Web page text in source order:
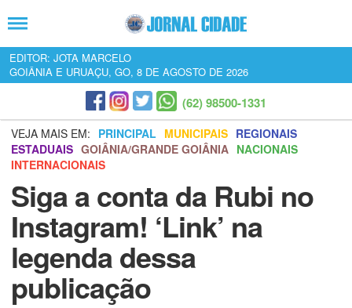
EDITOR: JOTA MARCELO
GOIÂNIA E URUAÇU, GO, 8 DE AGOSTO DE 2026
(62) 98500-1331
VEJA MAIS EM: PRINCIPAL MUNICIPAIS REGIONAIS
ESTADUAIS GOIÂNIA/GRANDE GOIÂNIA NACIONAIS
INTERNACIONAIS
Siga a conta da Rubi no
Instagram! ‘Link’ na
legenda dessa
publicação